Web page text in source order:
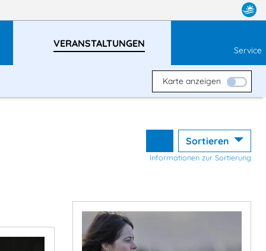
VERANSTALTUNGEN
Service
Karte anzeigen
Sortieren
Informationen zur Sortierung